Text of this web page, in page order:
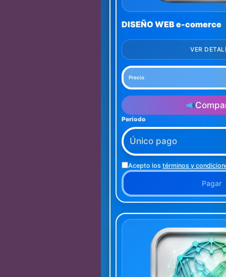
DISEÑO WEB e-comerce
VER
Precio
Período
Acepto los términos y
Pagar